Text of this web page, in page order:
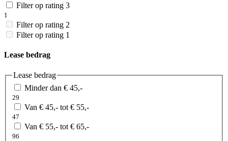
Filter op rating 3
1
Filter op rating 2
Filter op rating 1
Lease bedrag
Lease bedrag
Minder dan € 45,-
29
Van € 45,- tot € 55,-
47
Van € 55,- tot € 65,-
96